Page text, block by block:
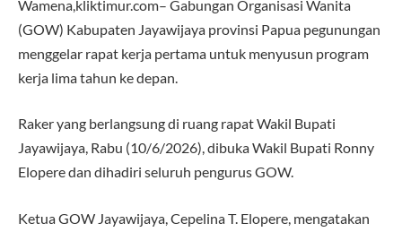
Wamena,kliktimur.com– Gabungan Organisasi Wanita
(GOW) Kabupaten Jayawijaya provinsi Papua pegunungan
menggelar rapat kerja pertama untuk menyusun program
kerja lima tahun ke depan.
Raker yang berlangsung di ruang rapat Wakil Bupati
Jayawijaya, Rabu (10/6/2026), dibuka Wakil Bupati Ronny
Elopere dan dihadiri seluruh pengurus GOW.
Ketua GOW Jayawijaya, Cepelina T. Elopere, mengatakan